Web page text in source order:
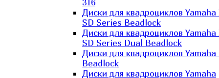
316
Диски для квадроциклов
SD Series Beadlock
Диски для квадроциклов
SD Series Dual Beadlock
Диски для квадроциклов Yamaha
Beadlock
Диски для квадроциклов Yamaha